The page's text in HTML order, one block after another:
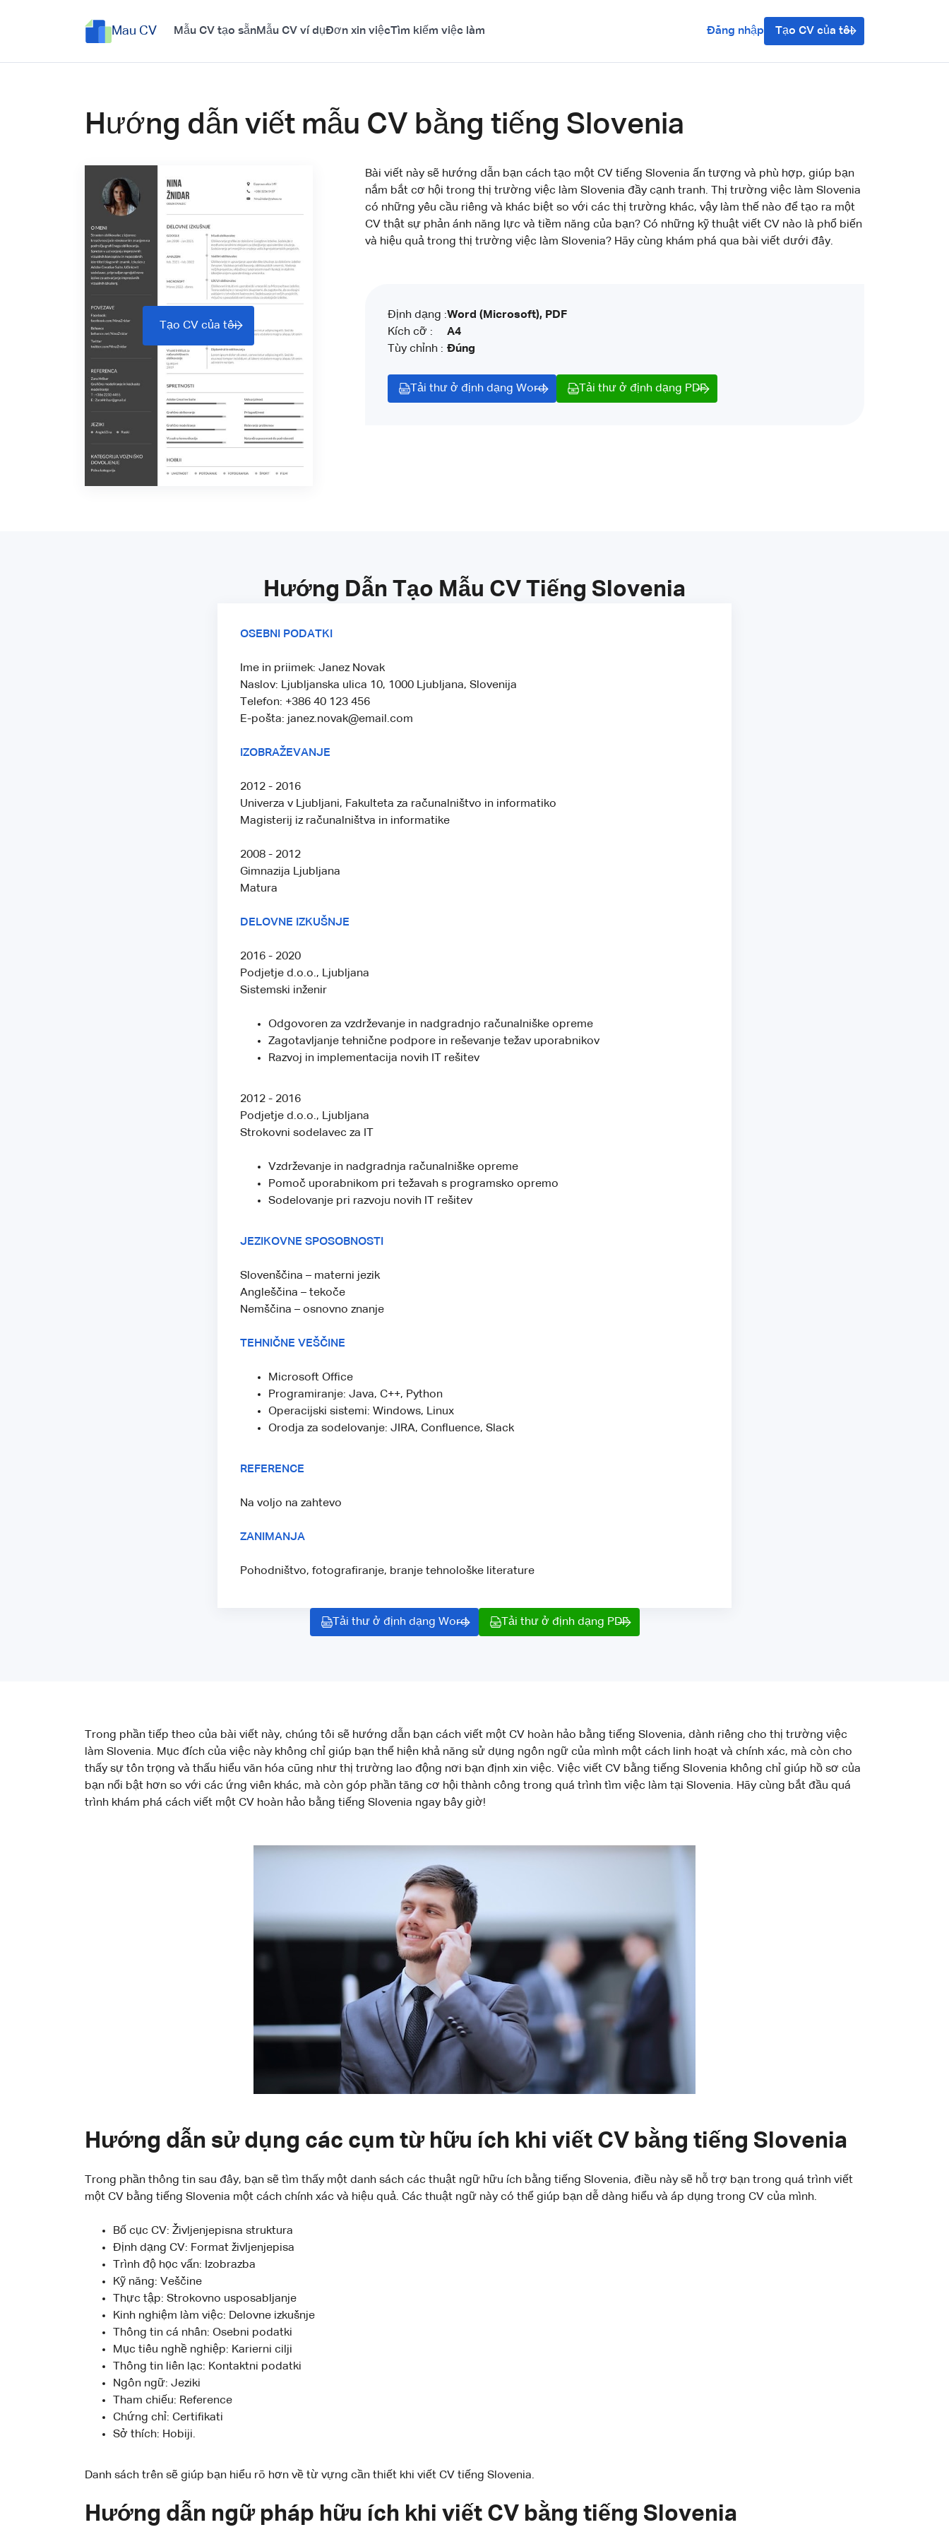
Mau CV Mẫu CV tạo sẵnMẫu CV ví dụĐơn xin việcTìm kiếm việc làm Đăng nhập Tạo CV của tôi
Hướng dẫn viết mẫu CV bằng tiếng Slovenia
Tạo CV của tôi
Bài viết này sẽ hướng dẫn bạn cách tạo một CV tiếng Slovenia ấn tượng và phù hợp, giúp bạn
nắm bắt cơ hội trong thị trường việc làm Slovenia đầy cạnh tranh. Thị trường việc làm Slovenia
có những yêu cầu riêng và khác biệt so với các thị trường khác, vậy làm thế nào để tạo ra một
CV thật sự phản ánh năng lực và tiềm năng của bạn? Có những kỹ thuật viết CV nào là phổ biến
và hiệu quả trong thị trường việc làm Slovenia? Hãy cùng khám phá qua bài viết dưới đây.
Định dạng :
Kích cỡ :
Tùy chỉnh :
Word (Microsoft), PDF
A4
Đúng
Tải thư ở định dạng Word Tải thư ở định dạng PDF
Hướng Dẫn Tạo Mẫu CV Tiếng Slovenia
OSEBNI PODATKI
Ime in priimek: Janez Novak
Naslov: Ljubljanska ulica 10, 1000 Ljubljana, Slovenija
Telefon: +386 40 123 456
E-pošta: janez.novak@email.com
IZOBRAŽEVANJE
2012 - 2016
Univerza v Ljubljani, Fakulteta za računalništvo in informatiko
Magisterij iz računalništva in informatike
2008 - 2012
Gimnazija Ljubljana
Matura
DELOVNE IZKUŠNJE
2016 - 2020
Podjetje d.o.o., Ljubljana
Sistemski inženir
Odgovoren za vzdrževanje in nadgradnjo računalniške opreme
Zagotavljanje tehnične podpore in reševanje težav uporabnikov
Razvoj in implementacija novih IT rešitev
2012 - 2016
Podjetje d.o.o., Ljubljana
Strokovni sodelavec za IT
Vzdrževanje in nadgradnja računalniške opreme
Pomoč uporabnikom pri težavah s programsko opremo
Sodelovanje pri razvoju novih IT rešitev
JEZIKOVNE SPOSOBNOSTI
Slovenščina – materni jezik
Angleščina – tekoče
Nemščina – osnovno znanje
TEHNIČNE VEŠČINE
Microsoft Office
Programiranje: Java, C++, Python
Operacijski sistemi: Windows, Linux
Orodja za sodelovanje: JIRA, Confluence, Slack
REFERENCE
Na voljo na zahtevo
ZANIMANJA
Pohodništvo, fotografiranje, branje tehnološke literature
Tải thư ở định dạng Word Tải thư ở định dạng PDF
Trong phần tiếp theo của bài viết này, chúng tôi sẽ hướng dẫn bạn cách viết một CV hoàn hảo bằng tiếng Slovenia, dành riêng cho thị trường việc
làm Slovenia. Mục đích của việc này không chỉ giúp bạn thể hiện khả năng sử dụng ngôn ngữ của mình một cách linh hoạt và chính xác, mà còn cho
thấy sự tôn trọng và thấu hiểu văn hóa cũng như thị trường lao động nơi bạn định xin việc. Việc viết CV bằng tiếng Slovenia không chỉ giúp hồ sơ của
bạn nổi bật hơn so với các ứng viên khác, mà còn góp phần tăng cơ hội thành công trong quá trình tìm việc làm tại Slovenia. Hãy cùng bắt đầu quá
trình khám phá cách viết một CV hoàn hảo bằng tiếng Slovenia ngay bây giờ!
Hướng dẫn sử dụng các cụm từ hữu ích khi viết CV bằng tiếng Slovenia
Trong phần thông tin sau đây, bạn sẽ tìm thấy một danh sách các thuật ngữ hữu ích bằng tiếng Slovenia, điều này sẽ hỗ trợ bạn trong quá trình viết
một CV bằng tiếng Slovenia một cách chính xác và hiệu quả. Các thuật ngữ này có thể giúp bạn dễ dàng hiểu và áp dụng trong CV của mình.
Bố cục CV: Življenjepisna struktura
Định dạng CV: Format življenjepisa
Trình độ học vấn: Izobrazba
Kỹ năng: Veščine
Thực tập: Strokovno usposabljanje
Kinh nghiệm làm việc: Delovne izkušnje
Thông tin cá nhân: Osebni podatki
Mục tiêu nghề nghiệp: Karierni cilji
Thông tin liên lạc: Kontaktni podatki
Ngôn ngữ: Jeziki
Tham chiếu: Reference
Chứng chỉ: Certifikati
Sở thích: Hobiji.
Danh sách trên sẽ giúp bạn hiểu rõ hơn về từ vựng cần thiết khi viết CV tiếng Slovenia.
Hướng dẫn ngữ pháp hữu ích khi viết CV bằng tiếng Slovenia